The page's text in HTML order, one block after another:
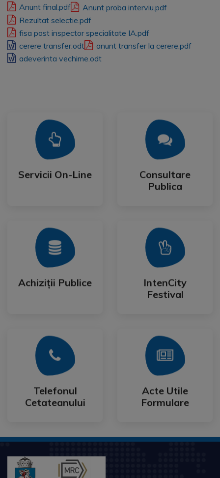
Anunt final.pdf
Anunt proba interviu.pdf
Rezultat selectie.pdf
fisa post inspector specialitate IA.pdf
cerere transfer.odt
anunt transfer la cerere.pdf
adeverinta vechime.odt
Servicii On-Line
Servicii On-Line
Mai Mult
Consultare
Publica
Consultare
Publica
Mai Mult
Achiziții Publice
Achiziții Publice
Mai Mult
IntenCity
Festival
IntenCity
Festival
Mai Mult
Telefonul
Cetateanului
Telefonul
Cetateanului
Mai Mult
Acte Utile
Formulare
Acte Utile
Formulare
Mai Mult